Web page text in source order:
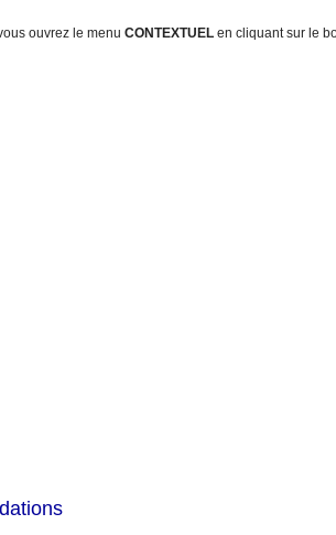
ouvrez le menu CONTEXTUEL en cliquant sur le